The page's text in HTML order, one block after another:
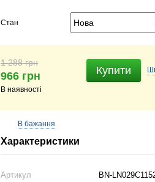
Стан
1 288 грн
966 грн
В наявності
Купити
В бажання
Характеристики
Артикул
BN-